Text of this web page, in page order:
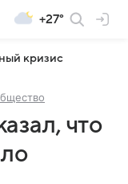
+27°
кризис
что